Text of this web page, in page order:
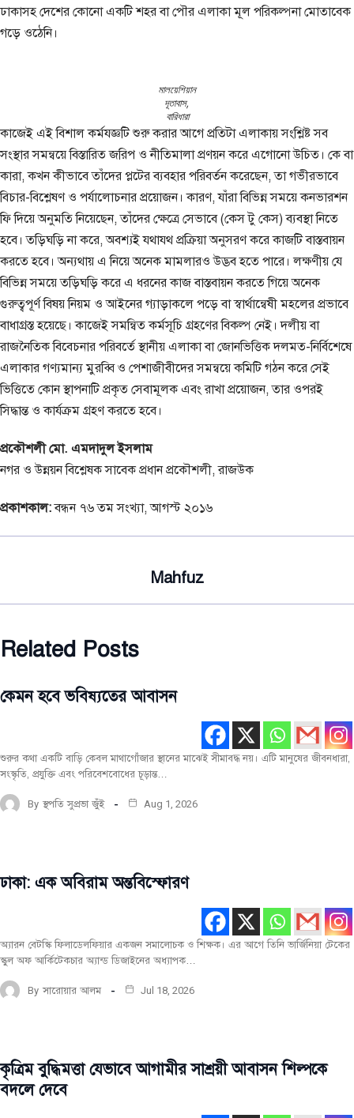
ঢাকাসহ দেশের কোনো একটি শহর বা পৌর এলাকা মূল পরিকল্পনা মোতাবেক
গড়ে ওঠেনি।
মালয়েশিয়ান
দূতাবাস,
বারিধারা
কাজেই এই বিশাল কর্মযজ্ঞটি শুরু করার আগে প্রতিটা এলাকায় সংশ্লিষ্ট সব
সংস্থার সমন্বয়ে বিস্তারিত জরিপ ও নীতিমালা প্রণয়ন করে এগোনো উচিত। কে বা
কারা, কখন কীভাবে তাঁদের প্লটের ব্যবহার পরিবর্তন করেছেন, তা গভীরভাবে
বিচার-বিশ্লেষণ ও পর্যালোচনার প্রয়োজন। কারণ, যাঁরা বিভিন্ন সময়ে কনভারশন
ফি দিয়ে অনুমতি নিয়েছেন, তাঁদের ক্ষেত্রে সেভাবে (কেস টু কেস) ব্যবস্থা নিতে
হবে। তড়িঘড়ি না করে, অবশ্যই যথাযথ প্রক্রিয়া অনুসরণ করে কাজটি বাস্তবায়ন
করতে হবে। অন্যথায় এ নিয়ে অনেক মামলারও উদ্ভব হতে পারে। লক্ষণীয় যে
বিভিন্ন সময়ে তড়িঘড়ি করে এ ধরনের কাজ বাস্তবায়ন করতে গিয়ে অনেক
গুরুত্বপূর্ণ বিষয় নিয়ম ও আইনের গ্যাড়াকলে পড়ে বা স্বার্থান্বেষী মহলের প্রভাবে
বাধাগ্রস্ত হয়েছে। কাজেই সমন্বিত কর্মসূচি গ্রহণের বিকল্প নেই। দলীয় বা
রাজনৈতিক বিবেচনার পরিবর্তে স্থানীয় এলাকা বা জোনভিত্তিক দলমত-নির্বিশেষে
এলাকার গণ্যমান্য মুরব্বি ও পেশাজীবীদের সমন্বয়ে কমিটি গঠন করে সেই
ভিত্তিতে কোন স্থাপনাটি প্রকৃত সেবামূলক এবং রাখা প্রয়োজন, তার ওপরই
সিদ্ধান্ত ও কার্যক্রম গ্রহণ করতে হবে।
প্রকৌশলী মো. এমদাদুল ইসলাম
নগর ও উন্নয়ন বিশ্লেষক সাবেক প্রধান প্রকৌশলী, রাজউক
প্রকাশকাল:বন্ধন ৭৬ তম সংখ্যা, আগস্ট ২০১৬
Mahfuz
Related Posts
মূল
কেমন হবে ভবিষ্যতের আবাসন
শুরুর কথা একটি বাড়ি কেবল মাথাগোঁজার স্থানের মাঝেই সীমাবদ্ধ নয়। এটি মানুষের জীবনধারা,
সংস্কৃতি, প্রযুক্তি এবং পরিবেশবোধের চূড়ান্ত…
By স্থপতি সুপ্রভা জুঁই Aug 1, 2026
মূল
ঢাকা: এক অবিরাম অন্তবিস্ফোরণ
অ্যারন বেটস্কি ফিলাডেলফিয়ার একজন সমালোচক ও শিক্ষক। এর আগে তিনি ভার্জিনিয়া টেকের
স্কুল অফ আর্কিটেকচার অ্যান্ড ডিজাইনের অধ্যাপক…
By সারোয়ার আলম Jul 18, 2026
মূল
রচনা
কৃত্রিম বুদ্ধিমত্তা যেভাবে আগামীর সাশ্রয়ী আবাসন শিল্পকে
বদলে দেবে